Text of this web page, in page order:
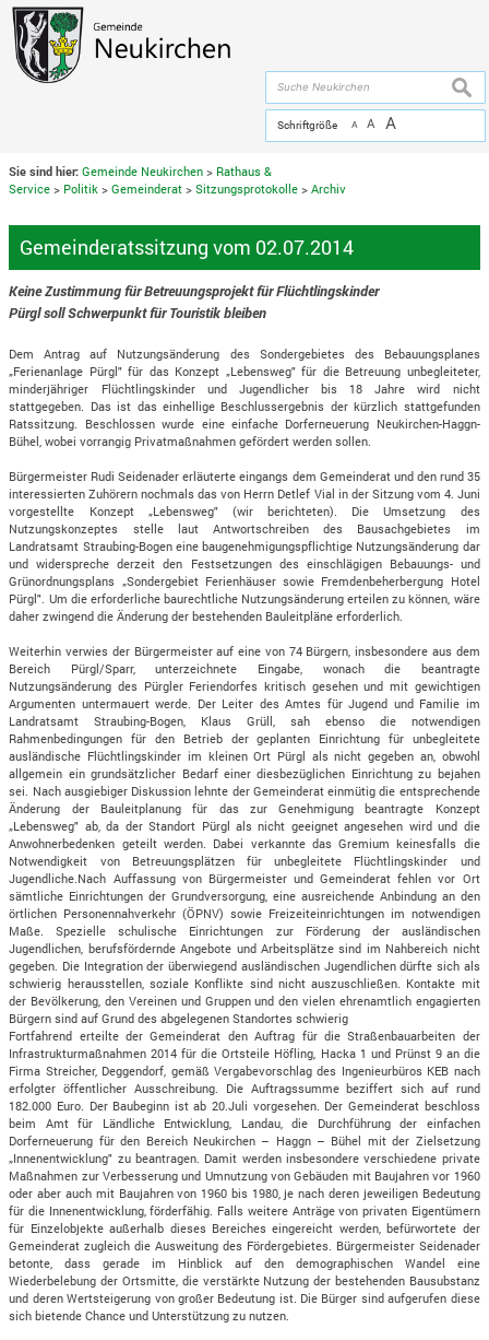
Zum Inhalt,zur Navigation
Schriftgröße A A A
Sie sind hier: Gemeinde Neukirchen > Rathaus &
Service > Politik >Gemeinderat >Sitzungsprotokolle >Archiv
Gemeinderatssitzung vom 02.07.2014
Keine Zustimmung für Betreuungsprojekt für Flüchtlingskinder
Pürgl soll Schwerpunkt für Touristik bleiben
Dem Antrag auf Nutzungsänderung des Sondergebietes des Bebauungsplanes
„Ferienanlage Pürgl" für das Konzept „Lebensweg" für die Betreuung unbegleiteter,
minderjähriger Flüchtlingskinder und Jugendlicher bis 18 Jahre wird nicht
stattgegeben. Das ist das einhellige Beschlussergebnis der kürzlich stattgefunden
Ratssitzung. Beschlossen wurde eine einfache Dorferneuerung Neukirchen-Haggn-
Bühel, wobei vorrangig Privatmaßnahmen gefördert werden sollen.
Bürgermeister Rudi Seidenader erläuterte eingangs dem Gemeinderat und den rund 35
interessierten Zuhörern nochmals das von Herrn Detlef Vial in der Sitzung vom 4. Juni
vorgestellte Konzept „Lebensweg" (wir berichteten). Die Umsetzung des
Nutzungskonzeptes stelle laut Antwortschreiben des Bausachgebietes im
Landratsamt Straubing-Bogen eine baugenehmigungspflichtige Nutzungsänderung dar
und widerspreche derzeit den Festsetzungen des einschlägigen Bebauungs- und
Grünordnungsplans „Sondergebiet Ferienhäuser sowie Fremdenbeherbergung Hotel
Pürgl". Um die erforderliche baurechtliche Nutzungsänderung erteilen zu können, wäre
daher zwingend die Änderung der bestehenden Bauleitpläne erforderlich.
Weiterhin verwies der Bürgermeister auf eine von 74 Bürgern, insbesondere aus dem
Bereich Pürgl/Sparr, unterzeichnete Eingabe, wonach die beantragte
Nutzungsänderung des Pürgler Feriendorfes kritisch gesehen und mit gewichtigen
Argumenten untermauert werde. Der Leiter des Amtes für Jugend und Familie im
Landratsamt Straubing-Bogen, Klaus Grüll, sah ebenso die notwendigen
Rahmenbedingungen für den Betrieb der geplanten Einrichtung für unbegleitete
ausländische Flüchtlingskinder im kleinen Ort Pürgl als nicht gegeben an, obwohl
allgemein ein grundsätzlicher Bedarf einer diesbezüglichen Einrichtung zu bejahen
sei. Nach ausgiebiger Diskussion lehnte der Gemeinderat einmütig die entsprechende
Änderung der Bauleitplanung für das zur Genehmigung beantragte Konzept
„Lebensweg" ab, da der Standort Pürgl als nicht geeignet angesehen wird und die
Anwohnerbedenken geteilt werden. Dabei verkannte das Gremium keinesfalls die
Notwendigkeit von Betreuungsplätzen für unbegleitete Flüchtlingskinder und
Jugendliche.Nach Auffassung von Bürgermeister und Gemeinderat fehlen vor Ort
sämtliche Einrichtungen der Grundversorgung, eine ausreichende Anbindung an den
örtlichen Personennahverkehr (ÖPNV) sowie Freizeiteinrichtungen im notwendigen
Maße. Spezielle schulische Einrichtungen zur Förderung der ausländischen
Jugendlichen, berufsfördernde Angebote und Arbeitsplätze sind im Nahbereich nicht
gegeben. Die Integration der überwiegend ausländischen Jugendlichen dürfte sich als
schwierig herausstellen, soziale Konflikte sind nicht auszuschließen. Kontakte mit
der Bevölkerung, den Vereinen und Gruppen und den vielen ehrenamtlich engagierten
Bürgern sind auf Grund des abgelegenen Standortes schwierig
Fortfahrend erteilte der Gemeinderat den Auftrag für die Straßenbauarbeiten der
Infrastrukturmaßnahmen 2014 für die Ortsteile Höfling, Hacka 1 und Prünst 9 an die
Firma Streicher, Deggendorf, gemäß Vergabevorschlag des Ingenieurbüros KEB nach
erfolgter öffentlicher Ausschreibung. Die Auftragssumme beziffert sich auf rund
182.000 Euro. Der Baubeginn ist ab 20.Juli vorgesehen. Der Gemeinderat beschloss
beim Amt für Ländliche Entwicklung, Landau, die Durchführung der einfachen
Dorferneuerung für den Bereich Neukirchen – Haggn – Bühel mit der Zielsetzung
„Innenentwicklung" zu beantragen. Damit werden insbesondere verschiedene private
Maßnahmen zur Verbesserung und Umnutzung von Gebäuden mit Baujahren vor 1960
oder aber auch mit Baujahren von 1960 bis 1980, je nach deren jeweiligen Bedeutung
für die Innenentwicklung, förderfähig. Falls weitere Anträge von privaten Eigentümern
für Einzelobjekte außerhalb dieses Bereiches eingereicht werden, befürwortete der
Gemeinderat zugleich die Ausweitung des Fördergebietes. Bürgermeister Seidenader
betonte, dass gerade im Hinblick auf den demographischen Wandel eine
Wiederbelebung der Ortsmitte, die verstärkte Nutzung der bestehenden Bausubstanz
und deren Wertsteigerung von großer Bedeutung ist. Die Bürger sind aufgerufen diese
sich bietende Chance und Unterstützung zu nutzen.